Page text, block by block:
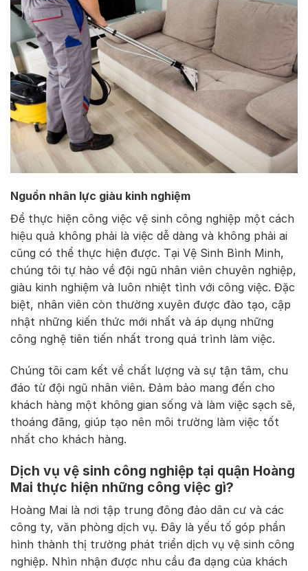
Nguồn nhân lực giàu kinh nghiệm
Để thực hiện công việc vệ sinh công nghiệp một cách
hiệu quả không phải là việc dễ dàng và không phải ai
cũng có thể thực hiện được. Tại Vệ Sinh Bình Minh,
chúng tôi tự hào về đội ngũ nhân viên chuyên nghiệp,
giàu kinh nghiệm và luôn nhiệt tình với công việc. Đặc
biệt, nhân viên còn thường xuyên được đào tạo, cập
nhật những kiến thức mới nhất và áp dụng những
công nghệ tiên tiến nhất trong quá trình làm việc.
Chúng tôi cam kết về chất lượng và sự tận tâm, chu
đáo từ đội ngũ nhân viên. Đảm bảo mang đến cho
khách hàng một không gian sống và làm việc sạch sẽ,
thoáng đãng, giúp tạo nên môi trường làm việc tốt
nhất cho khách hàng.
Dịch vụ vệ sinh công nghiệp tại quận Hoàng
Mai thực hiện những công việc gì?
Hoàng Mai là nơi tập trung đông đảo dân cư và các
công ty, văn phòng dịch vụ. Đây là yếu tố góp phần
hình thành thị trường phát triển dịch vụ vệ sinh công
nghiệp. Nhìn nhận được nhu cầu đa dạng của khách